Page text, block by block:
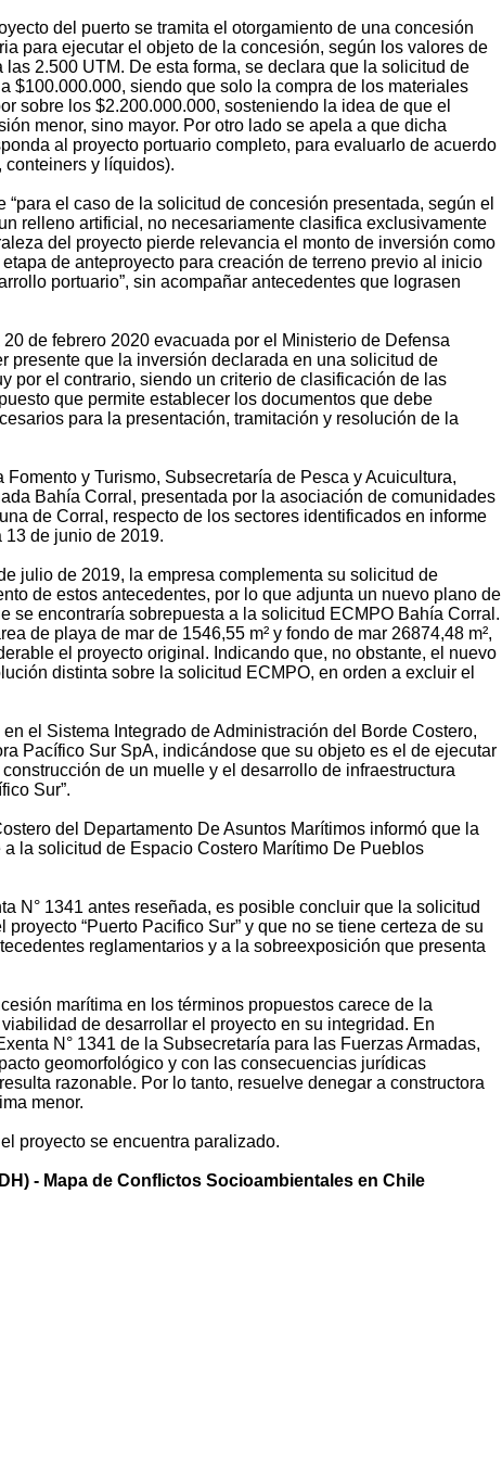
del puerto se tramita el otorgamiento de una concesión
para ejecutar el objeto de la concesión, según los valores de
2.500 UTM. De esta forma, se declara que la solicitud de
$100.000.000, siendo que solo la compra de los materiales
sobre los $2.200.000.000, sosteniendo la idea de que el
menor, sino mayor. Por otro lado se apela a que dicha
al proyecto portuario completo, para evaluarlo de acuerdo
y líquidos).
el caso de la solicitud de concesión presentada, según el
relleno artificial, no necesariamente clasifica exclusivamente
del proyecto pierde relevancia el monto de inversión como
de anteproyecto para creación de terreno previo al inicio
portuario”, sin acompañar antecedentes que lograsen
de febrero 2020 evacuada por el Ministerio de Defensa
presente que la inversión declarada en una solicitud de
por el contrario, siendo un criterio de clasificación de las
que permite establecer los documentos que debe
para la presentación, tramitación y resolución de la
y Turismo, Subsecretaría de Pesca y Acuicultura,
Bahía Corral, presentada por la asociación de comunidades
de Corral, respecto de los sectores identificados en informe
13 de junio de 2019.
julio de 2019, la empresa complementa su solicitud de
de estos antecedentes, por lo que adjunta un nuevo plano de
se encontraría sobrepuesta a la solicitud ECMPO Bahía Corral.
de playa de mar de 1546,55 m² y fondo de mar 26874,48 m²,
el proyecto original. Indicando que, no obstante, el nuevo
distinta sobre la solicitud ECMPO, en orden a excluir el
el Sistema Integrado de Administración del Borde Costero,
Pacífico Sur SpA, indicándose que su objeto es el de ejecutar
de un muelle y el desarrollo de infraestructura
Sur”.
del Departamento De Asuntos Marítimos informó que la
la solicitud de Espacio Costero Marítimo De Pueblos
N° 1341 antes reseñada, es posible concluir que la solicitud
“Puerto Pacifico Sur” y que no se tiene certeza de su
reglamentarios y a la sobreexposición que presenta
marítima en los términos propuestos carece de la
de desarrollar el proyecto en su integridad. En
N° 1341 de la Subsecretaría para las Fuerzas Armadas,
geomorfológico y con las consecuencias jurídicas
razonable. Por lo tanto, resuelve denegar a constructora
menor.
proyecto se encuentra paralizado.
- Mapa de Conflictos Socioambientales en Chile